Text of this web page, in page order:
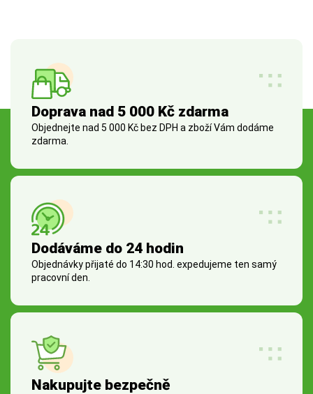
Doprava nad 5 000 Kč zdarma
Objednejte nad 5 000 Kč bez DPH a zboží Vám dodáme
zdarma.
Dodáváme do 24 hodin
Objednávky přijaté do 14:30 hod. expedujeme ten samý
pracovní den.
Nakupujte bezpečně